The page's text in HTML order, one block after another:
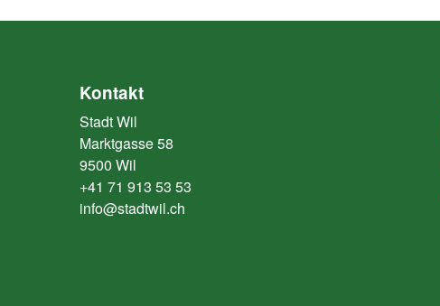
Kontakt
Stadt Wil
Marktgasse 58
9500 Wil
+41 71 913 53 53
info@stadtwil.ch